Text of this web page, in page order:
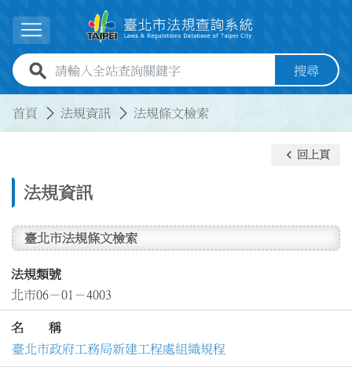
展開選單
全站查詢關鍵字欄位 搜尋
首頁 法規資訊 法規條文檢索
法規資訊
keyboard_arrow_left 回上頁
臺北市法規條文檢索
法規類號
北市06－01－4003
名 稱
臺北市政府工務局新建工程處組織規程